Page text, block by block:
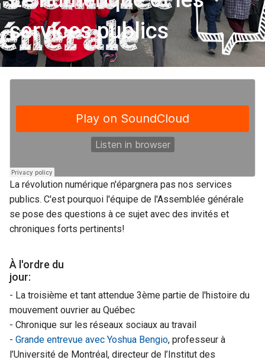
services publics
La révolution numérique n'épargnera pas nos services
publics. C'est pourquoi l'équipe de l'Assemblée générale
se pose des questions à ce sujet avec des invités et
chroniques forts pertinents!
À l'ordre du
jour:
- La troisième et tant attendue 3ème partie de l'histoire du
mouvement ouvrier au Québec
- Chronique sur les réseaux sociaux au travail
- Grande entrevue avec Yoshua Bengio, professeur à
l’Université de Montréal, directeur de l’Institut des